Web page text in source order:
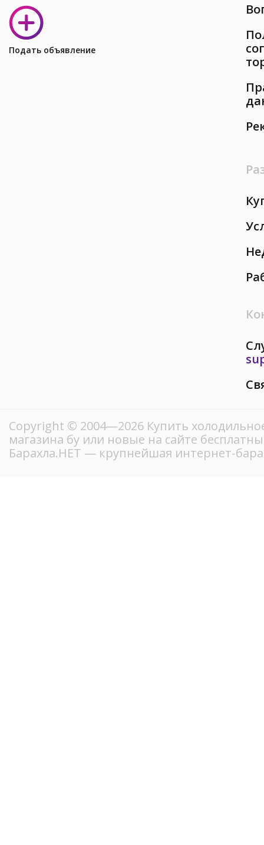
Подать объявление
Copyright © 2004—2026 Купить
магазина бу или новые на сайте
Барахла.НЕТ — крупнейшая интернет-